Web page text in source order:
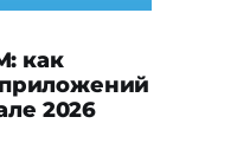
как
2026